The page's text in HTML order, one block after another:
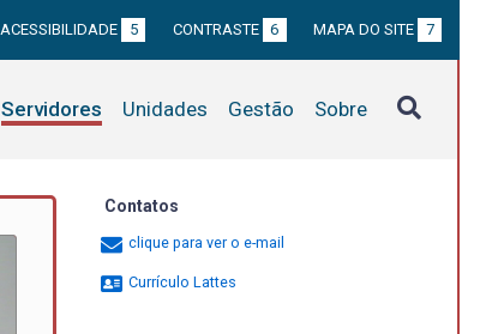
ACESSIBILIDADE 5 CONTRASTE 6 MAPA DO SITE 7
Servidores Unidades Gestão Sobre
Contatos
clique para ver o e-mail
Currículo Lattes